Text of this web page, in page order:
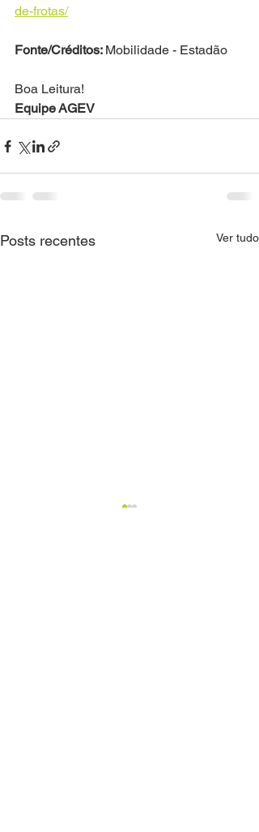
de-frotas/
Fonte/Créditos: Mobilidade - Estadão
Boa Leitura!
Equipe AGEV
Posts recentes Ver tudo